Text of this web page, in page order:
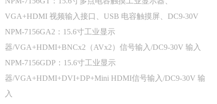
VGA+HDMI 视频输入接口、USB 电容触摸屏、DC9-30V
NPM-7156GA2：15.6寸工业显示
器/VGA+HDMI+BNCx2（AVx2）信号输入/DC9-30V 输入
NPM-7156GDP：15.6寸工业显示
器/VGA+HDMI+DVI+DP+Mini HDMI信号输入/DC9-30V 输
入